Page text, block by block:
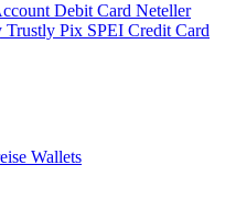
Debit Card Neteller
Trustly Pix SPEI Credit Card
Wallets